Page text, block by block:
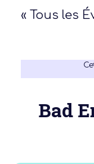
« Tous les
Bad